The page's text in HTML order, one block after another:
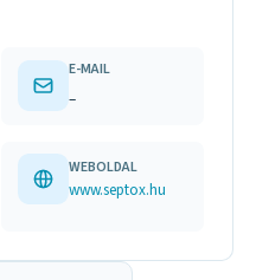
E-MAIL
–
WEBOLDAL
www.septox.hu